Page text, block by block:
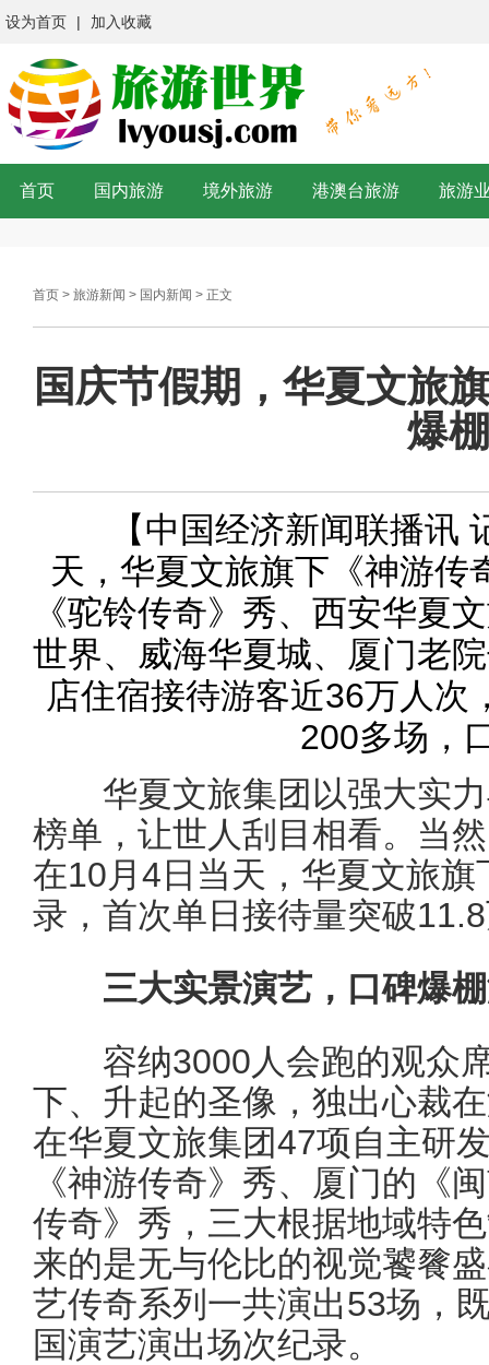
设为首页 | 加入收藏
首页 国内旅游 境外旅游 港澳台旅游 旅游
首页 > 旅游新闻 > 国内新闻 > 正文
国庆节假期，华夏文旅
爆
【中国经济新闻联播讯
天，华夏文旅旗下《神游传
《驼铃传奇》秀、西安华夏
世界、威海华夏城、厦门老
店住宿接待游客近36万人次
200多场，
华夏文旅集团以强大实力
榜单，让世人刮目相看。当
在10月4日当天，华夏文旅
录，首次单日接待量突破
三大实景演艺，口碑爆
容纳3000人会跑的观众席
下、升起的圣像，独出心裁
在华夏文旅集团47项自主研
《神游传奇》秀、厦门的《
传奇》秀，三大根据地域特
来的是无与伦比的视觉饕餮
艺传奇系列一共演出53场，
国演艺演出场次纪录。